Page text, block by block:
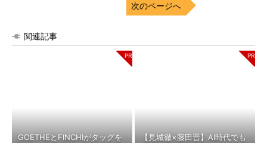
次のページへ
関連記事
GOETHEとFINCHIがタッグを
【見城徹×藤田晋】AI時代でも